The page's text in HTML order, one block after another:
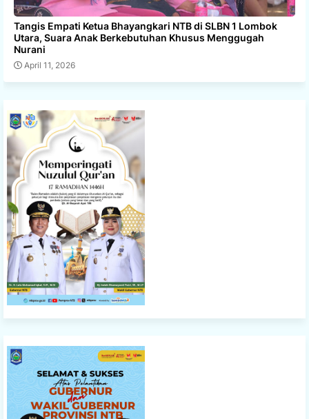
Tangis Empati Ketua Bhayangkari NTB di SLBN 1 Lombok
Utara, Suara Anak Berkebutuhan Khusus Menggugah
Nurani
April 11, 2026